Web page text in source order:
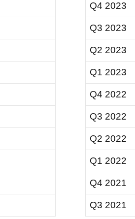
Q4 2023
Q3 2023
Q2 2023
Q1 2023
Q4 2022
Q3 2022
Q2 2022
Q1 2022
Q4 2021
Q3 2021